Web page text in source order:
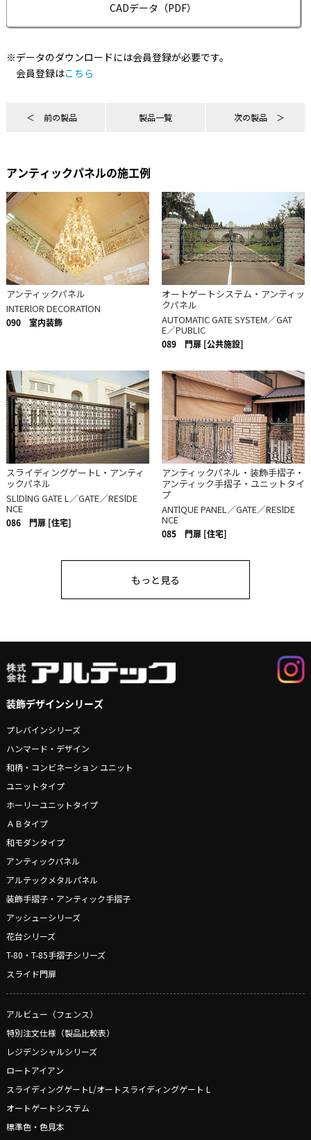
CADデータ（PDF）
※データのダウンロードには会員登録が必要です。
会員登録はこちら
前の製品 製品一覧 次の製品
アンティックパネルの施工例
アンティックパネル
INTERlOR DECORATlON
090 室内装飾
オートゲートシステム・アンティッ
クパネル
AUTOMATIC GATE SYSTEM／GAT
E／PUBLIC
089 門扉 [公共施設]
スライディングゲートL・アンティ
ックパネル
SLlDlNG GATE L／GATE／RESlDE
NCE
086 門扉 [住宅]
アンティックパネル・装飾手摺子・
アンティック手摺子・ユニットタイ
プ
ANTlQUE PANEL／GATE／RESlDE
NCE
085 門扉 [住宅]
もっと見る
装飾デザインシリーズ
プレバインシリーズ
ハンマード・デザイン
和柄・コンビネーション ユニット
ユニットタイプ
ホーリーユニットタイプ
ＡＢタイプ
和モダンタイプ
アンティックパネル
アルテックメタルパネル
装飾手摺子・アンティック手摺子
アッシューシリーズ
花台シリーズ
T-80・T-85手摺子シリーズ
スライド門扉
アルビュー（フェンス）
特別注文仕様（製品比較表）
レジデンシャルシリーズ
ロートアイアン
スライディングゲートL/オートスライディングゲート L
オートゲートシステム
標準色・色見本